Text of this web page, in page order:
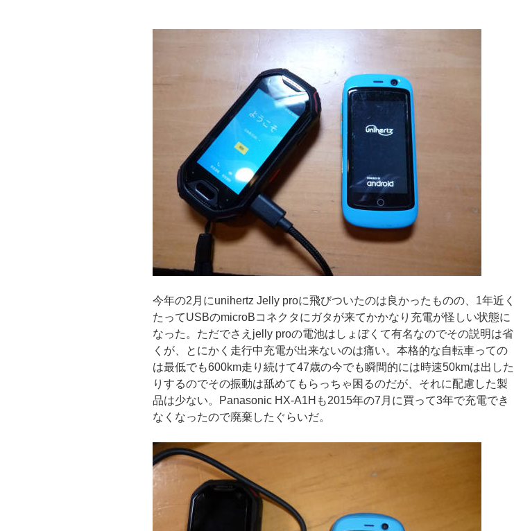
今年の2月にunihertz Jelly proに飛びついたのは良かったものの、1年近く
たってUSBのmicroBコネクタにガタが来てかかなり充電が怪しい状態に
なった。ただでさえjelly proの電池はしょぼくて有名なのでその説明は省
くが、とにかく走行中充電が出来ないのは痛い。本格的な自転車っての
は最低でも600km走り続けて47歳の今でも瞬間的には時速50kmは出した
りするのでその振動は舐めてもらっちゃ困るのだが、それに配慮した製
品は少ない。Panasonic HX-A1Hも2015年の7月に買って3年で充電でき
なくなったので廃棄したぐらいだ。